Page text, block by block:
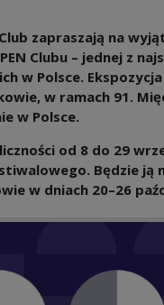
zapraszają na
Clubu – jednej z
w Polsce.
w ramach 91.
w Polsce.
od 8 do 29
Będzie ją
w dniach 20–26